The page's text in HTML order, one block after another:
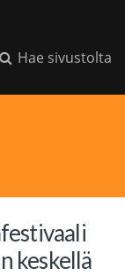
Hae sivustolta
keskellä